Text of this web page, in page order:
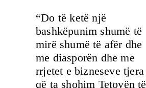
“Do të ketë një
bashkëpunim shumë të
mirë shumë të afër dhe
me diasporën dhe me
rrjetet e bizneseve tjera
që ta shohim Tetovën të